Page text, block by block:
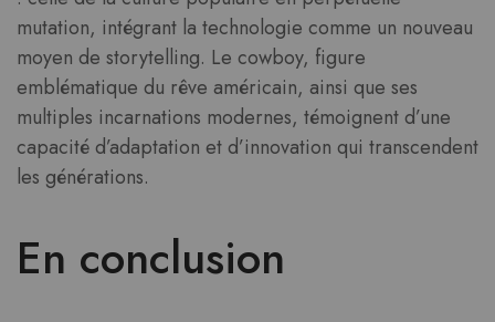
mutation, intégrant la technologie comme un nouveau
moyen de storytelling. Le cowboy, figure
emblématique du rêve américain, ainsi que ses
multiples incarnations modernes, témoignent d’une
capacité d’adaptation et d’innovation qui transcendent
les générations.
En conclusion